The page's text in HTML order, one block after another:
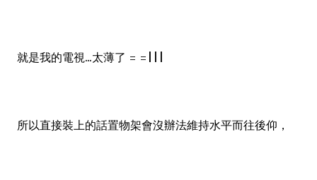
就是我的電視...太薄了 = =|||
所以直接裝上的話置物架會沒辦法維持水平而往後仰，